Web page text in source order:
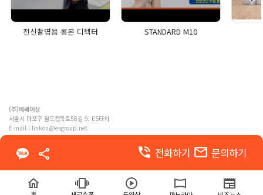
전신촬영용 롱본 디텍터 STANDARD M10
phone_in_talk 전화하기 email 문의하기
(주)메쎄이상
서울시 마포구 월드컵북로58길 9, ES타워
E-mail : linkon@esgroup.net
ⓒ MESSE ESANG. Co., Ltd. ALL RIGHTS RESERVED
이용약관